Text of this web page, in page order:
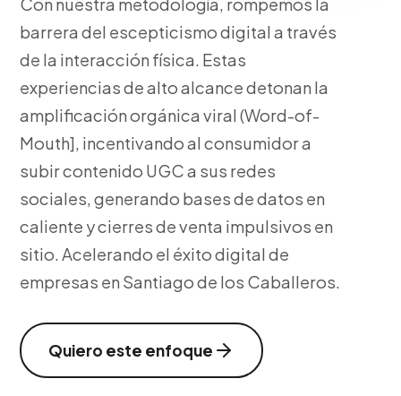
barrera del escepticismo digital a través
de la interacción física. Estas
experiencias de alto alcance detonan la
amplificación orgánica viral (Word-of-
Mouth], incentivando al consumidor a
subir contenido UGC a sus redes
sociales, generando bases de datos en
caliente y cierres de venta impulsivos en
sitio. Acelerando el éxito digital de
empresas en Santiago de los Caballeros.
Quiero este enfoque